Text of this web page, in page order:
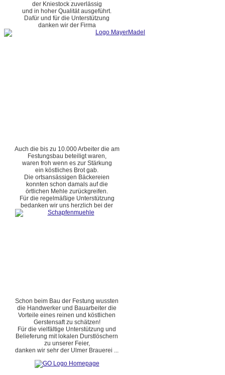
der Kniestock zuverlässig
und in hoher Qualität ausgeführt.
Dafür und für die Unterstützung
danken wir der Firma
Auch die bis zu 10.000 Arbeiter die am
Festungsbau beteiligt waren,
waren froh wenn es zur Stärkung
ein köstliches Brot gab.
Die ortsansässigen Bäckereien
konnten schon damals auf die
örtlichen Mehle zurückgreifen.
Für die regelmäßige Unterstützung
bedanken wir uns herzlich bei der
Schon beim Bau der Festung wussten
die Handwerker und Bauarbeiter die
Vorteile eines reinen und köstlichen
Gerstensaft zu schätzen!
Für die vielfältige Unterstützung und
Belieferung mit lokalen Durstlöschern
zu unserer Feier,
danken wir sehr der Ulmer Brauerei ...